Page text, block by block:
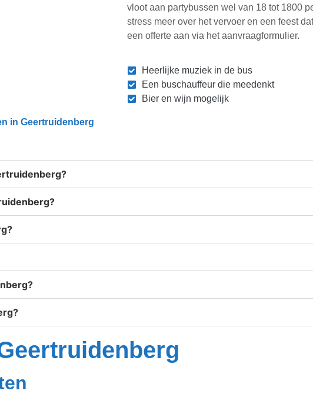
vloot aan partybussen wel van 18 tot 1800
stress meer over het vervoer en een feest
een offerte aan via het aanvraagformulier.
Heerlijke muziek in de bus
Een buschauffeur die meedenkt
Bier en wijn mogelijk
in Geertruidenberg